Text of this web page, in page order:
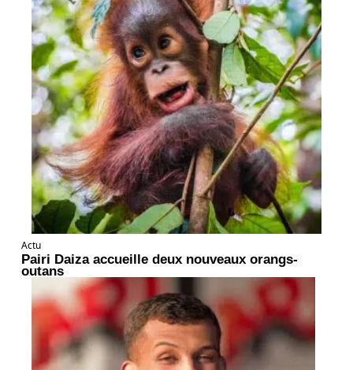
Actu
Pairi Daiza accueille deux nouveaux orangs-
outans